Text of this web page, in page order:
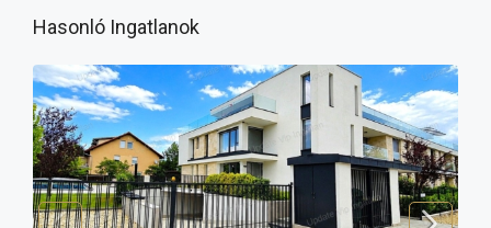
Hasonló Ingatlanok